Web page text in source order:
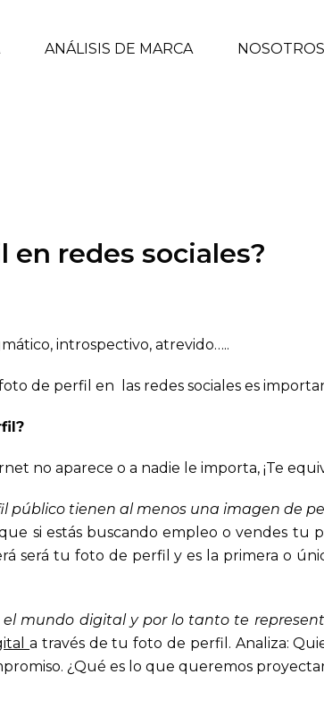
ANÁLISIS DE MARCA NOSOTROS
redes sociales?
introspectivo, atrevido…..
de perfil en las redes sociales es
no aparece o a nadie le importa, ¡Te
público tienen al menos una imagen de
si estás buscando empleo o vendes tu
tu foto de perfil y es la primera o
mundo digital y por lo tanto te
a través de tu foto de perfil. Analiza:
¿Qué es lo que queremos